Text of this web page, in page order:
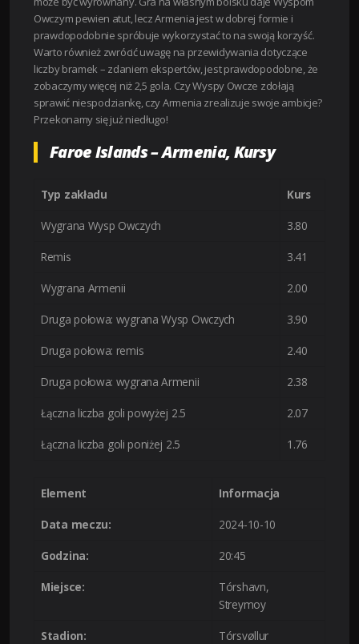
Owczym pewien atut, lecz Armenia jest w dobrej formie i
prawdopodobnie spróbuje wykorzystać to na swoją korzyść.
Warto również zwrócić uwagę na przewidywania dotyczące
liczby bramek – zdaniem ekspertów, jest prawdopodobne, że
zobaczymy więcej niż 2,5 gola. Czy Wyspy Owcze zdołają
sprawić niespodziankę, czy Armenia zrealizuje swoje ambicje?
Przekonamy się już niedługo!
Faroe Islands – Armenia, Kursy
Typ zakładu Kurs
Wygrana Wysp Owczych 3.80
Remis 3.41
Wygrana Armenii 2.00
Druga połowa: wygrana Wysp Owczych 3.90
Druga połowa: remis 2.40
Druga połowa: wygrana Armenii 2.38
Łączna liczba goli powyżej 2.5 2.07
Łączna liczba goli poniżej 2.5 1.76
Element Informacja
Data meczu: 2024-10-10
Godzina: 20:45
Miejsce:
Tórshavn,
Streymoy
Stadion: Tórsvøllur